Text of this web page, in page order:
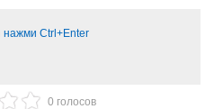
нажми Ctrl+Enter
0 голосов